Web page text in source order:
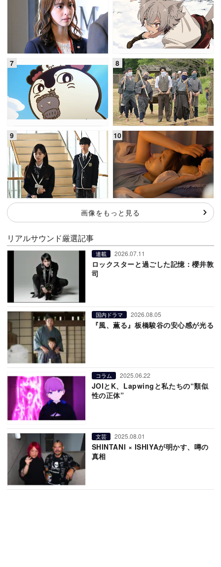
画像をもっと見る
リアルサウンド厳選記事
連載 2026.07.11
ロックスターと過ごした記憶：櫻井敦
司
国内ドラマ 2026.08.05
『風、薫る』板橋駿谷の安心感が光る
コラム 2025.06.22
JOIとK、Lapwingと私たちの“類似
性の正体”
文芸 2025.08.01
SHINTANI × ISHIYAが明かす、噂の
真相